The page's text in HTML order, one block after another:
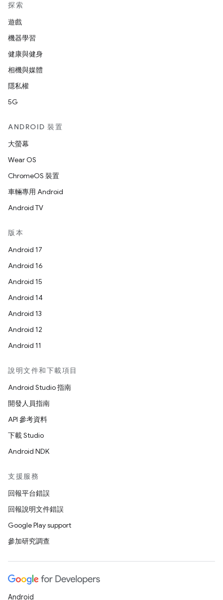
探索
遊戲
機器學習
健康與健身
相機與媒體
隱私權
5G
ANDROID 裝置
大螢幕
Wear OS
ChromeOS 裝置
車輛專用 Android
Android TV
版本
Android 17
Android 16
Android 15
Android 14
Android 13
Android 12
Android 11
說明文件和下載項目
Android Studio 指南
開發人員指南
API 參考資料
下載 Studio
Android NDK
支援服務
回報平台錯誤
回報說明文件錯誤
Google Play support
參加研究調查
Android